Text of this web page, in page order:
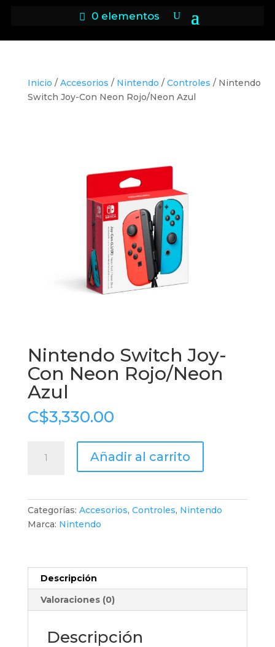
0 elementos
Inicio / Accesorios / Nintendo / Controles / Nintendo
Switch Joy-Con Neon Rojo/Neon Azul
Nintendo Switch Joy-
Con Neon Rojo/Neon
Azul
C$3,330.00
Switch
Rojo/Neon
Añadir al carrito
Categorías: Accesorios, Controles, Nintendo
Marca: Nintendo
Descripción
Valoraciones (0)
Descripción